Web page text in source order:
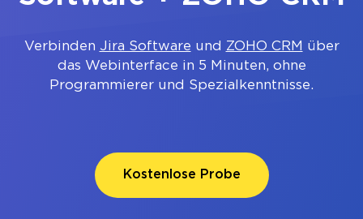
Verbinden Jira Software und ZOHO CRM über
das Webinterface in 5 Minuten, ohne
Programmierer und Spezialkenntnisse.
Kostenlose Probe